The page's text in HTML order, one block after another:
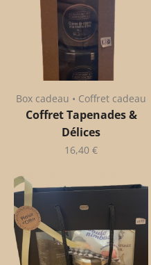
Box cadeau • Coffret cadeau
Coffret Tapenades &
Délices
16,40 €